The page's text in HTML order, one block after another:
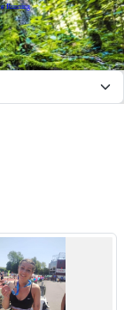
Running